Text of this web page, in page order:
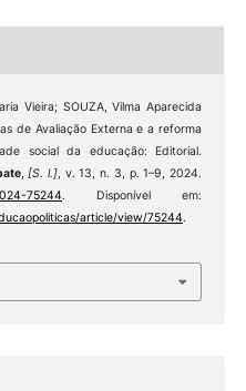
Vieira; SOUZA, Vilma Aparecida
de Avaliação Externa e a reforma
social da educação: Editorial.
,[S. l.], v. 13, n. 3, p. 1–9, 2024.
75244. Disponível em:
article/view/75244.